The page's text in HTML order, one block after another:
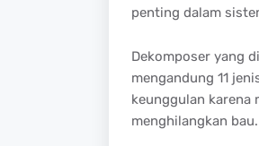
penting dalam
Dekomposeryang
mengandung 11
keunggulan karena
menghilangkan bau.